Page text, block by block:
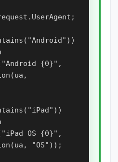
{0}",
OS {0}",
"OS"));